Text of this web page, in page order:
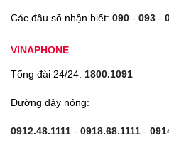
Các đầu số nhận biết: 090 - 093 -
VINAPHONE
Tổng đài 24/24: 1800.1091
Đường dây nóng:
0912.48.1111 - 0918.68.1111 -